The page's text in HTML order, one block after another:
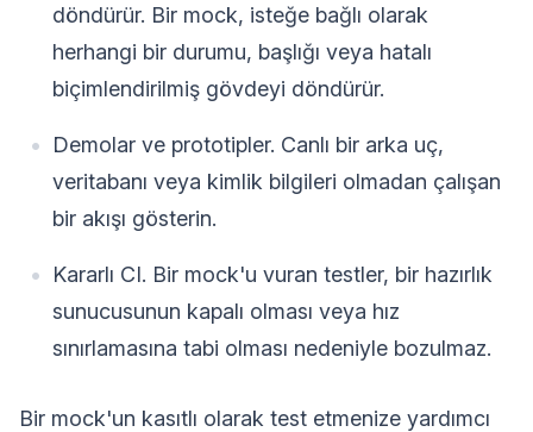
döndürür. Bir mock, isteğe bağlı olarak
herhangi bir durumu, başlığı veya hatalı
biçimlendirilmiş gövdeyi döndürür.
Demolar ve prototipler. Canlı bir arka uç,
veritabanı veya kimlik bilgileri olmadan çalışan
bir akışı gösterin.
Kararlı CI. Bir mock'u vuran testler, bir hazırlık
sunucusunun kapalı olması veya hız
sınırlamasına tabi olması nedeniyle bozulmaz.
Bir mock'un kasıtlı olarak test etmenize yardımcı